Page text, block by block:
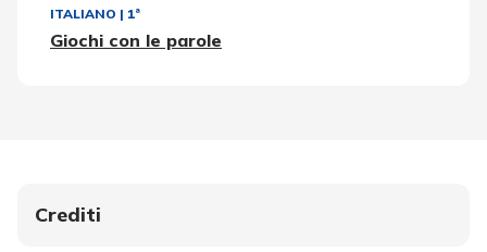
ITALIANO | 1ª
Giochi con le parole
Crediti